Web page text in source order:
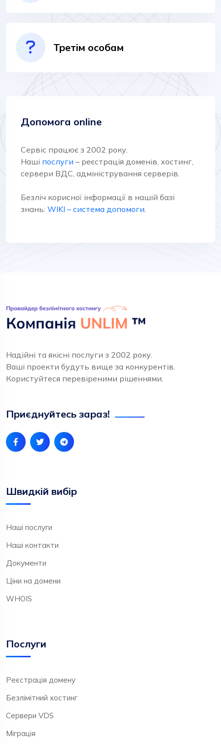
Третім особам
Допомога online
Сервіс працює з 2002 року.
Наші послуги – реєстрація доменів, хостинг,
сервери ВДС, адміністрування серверів.
Безліч корисної інформації в нашій базі
знань: WIKI – система допомоги.
Надійні та якісні послуги з 2002 року.
Ваші проекти будуть вище за конкурентів.
Користуйтеся перевіреними рішеннями.
Приєднуйтесь зараз!
Швидкій вибір
Наші послуги
Наші контакти
Документи
Ціни на домени
WHOIS
Послуги
Реєстрація домену
Безлімітний хостинг
Сервери VDS
Міграція